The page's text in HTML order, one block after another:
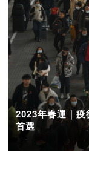
2023年春運｜疫
首選